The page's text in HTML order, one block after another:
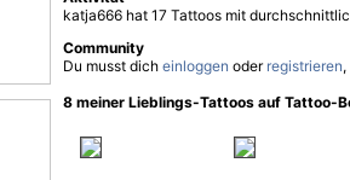
katja666 hat 17 Tattoos mit
Community
Du musst dich einloggen oder registrieren
8 meiner Lieblings-Tattoos auf Tattoo-